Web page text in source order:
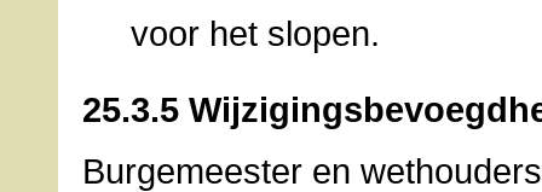
voor het slopen.
25.3.5
Burgemeester en